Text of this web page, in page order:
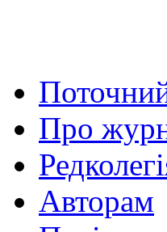
Про
Авторам